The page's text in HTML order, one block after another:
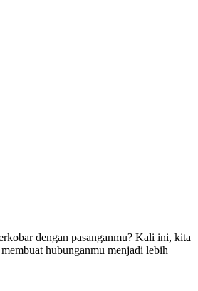
dengan pasanganmu? Kali ini, kita
hubunganmu menjadi lebih